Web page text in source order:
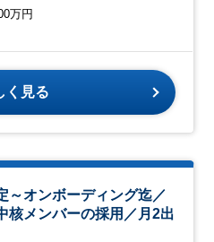
万円
く見る
～オンボーディング迄／
核メンバーの採用／月2出